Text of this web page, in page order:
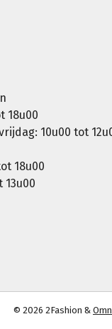
18u00
10u00 tot
18u00
13u00
© 2026 2Fashion &